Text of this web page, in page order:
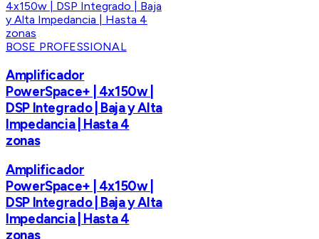
BOSE PROFESSIONAL
Amplificador
PowerSpace+ | 4x150w |
DSP Integrado | Baja y Alta
Impedancia | Hasta 4
zonas
Amplificador
PowerSpace+ | 4x150w |
DSP Integrado | Baja y Alta
Impedancia | Hasta 4
zonas